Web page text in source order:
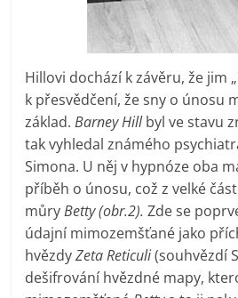
Hillovi dochází k závěru, že jim
k přesvědčení, že sny o únosu
základ.Barney Hillbyl ve stavu
tak vyhledal známého
Simona. U něj v hypnóze oba
příběh o únosu, což z velké
můryBetty (obr.2). Zde se
údajní mimozemšťané jako
hvězdyZeta Reticuli(souhvězdí
dešifrování hvězdné mapy,